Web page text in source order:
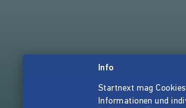
Info
Startnext mag
Informationen und